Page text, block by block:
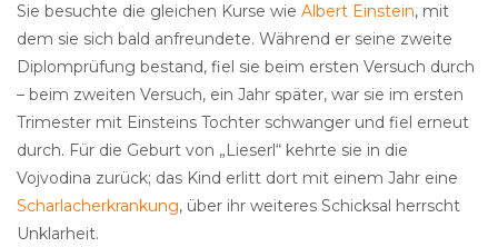
Sie besuchte die gleichen Kurse wie Albert Einstein, mit
dem sie sich bald anfreundete. Während er seine zweite
Diplomprüfung bestand, fiel sie beim ersten Versuch durch
– beim zweiten Versuch, ein Jahr später, war sie im ersten
Trimester mit Einsteins Tochter schwanger und fiel erneut
durch. Für die Geburt von „Lieserl“ kehrte sie in die
Vojvodina zurück; das Kind erlitt dort mit einem Jahr eine
Scharlacherkrankung, über ihr weiteres Schicksal herrscht
Unklarheit.